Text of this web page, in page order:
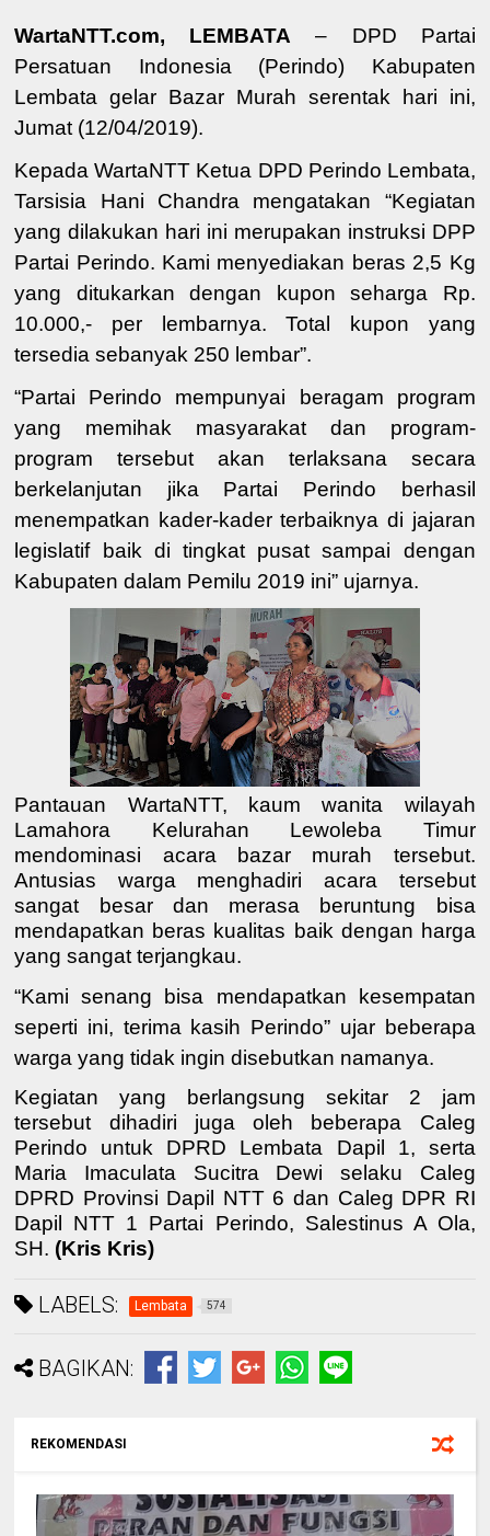
WartaNTT.com, LEMBATA – DPD Partai
Persatuan Indonesia (Perindo) Kabupaten
Lembata gelar Bazar Murah serentak hari ini,
Jumat (12/04/2019).
Kepada WartaNTT Ketua DPD Perindo Lembata,
Tarsisia Hani Chandra mengatakan “Kegiatan
yang dilakukan hari ini merupakan instruksi DPP
Partai Perindo. Kami menyediakan beras 2,5 Kg
yang ditukarkan dengan kupon seharga Rp.
10.000,- per lembarnya. Total kupon yang
tersedia sebanyak 250 lembar”.
“Partai Perindo mempunyai beragam program
yang memihak masyarakat dan program-
program tersebut akan terlaksana secara
berkelanjutan jika Partai Perindo berhasil
menempatkan kader-kader terbaiknya di jajaran
legislatif baik di tingkat pusat sampai dengan
Kabupaten dalam Pemilu 2019 ini” ujarnya.
Pantauan WartaNTT, kaum wanita wilayah
Lamahora Kelurahan Lewoleba Timur
mendominasi acara bazar murah tersebut.
Antusias warga menghadiri acara tersebut
sangat besar dan merasa beruntung bisa
mendapatkan beras kualitas baik dengan harga
yang sangat terjangkau.
“Kami senang bisa mendapatkan kesempatan
seperti ini, terima kasih Perindo” ujar beberapa
warga yang tidak ingin disebutkan namanya.
Kegiatan yang berlangsung sekitar 2 jam
tersebut dihadiri juga oleh beberapa Caleg
Perindo untuk DPRD Lembata Dapil 1, serta
Maria Imaculata Sucitra Dewi selaku Caleg
DPRD Provinsi Dapil NTT 6dan Caleg DPR RI
Dapil NTT 1 Partai Perindo, Salestinus A Ola,
SH. (Kris Kris)
LABELS: Lembata 574
BAGIKAN:
REKOMENDASI